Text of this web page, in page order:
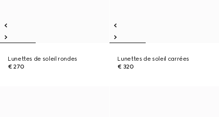
Lunettes de soleil rondes
€ 270
Lunettes de soleil carrées
€ 320